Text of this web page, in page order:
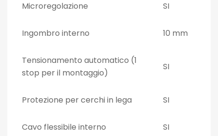
Microregolazione SI
Ingombro interno 10 mm
Tensionamento automatico (1
stop per il montaggio)
SI
Protezione per cerchi in lega SI
Cavo flessibile interno SI